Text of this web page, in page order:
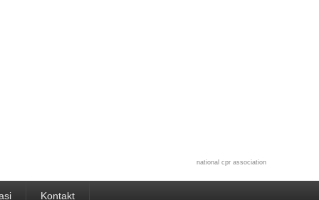
national cpr association
Kontakt